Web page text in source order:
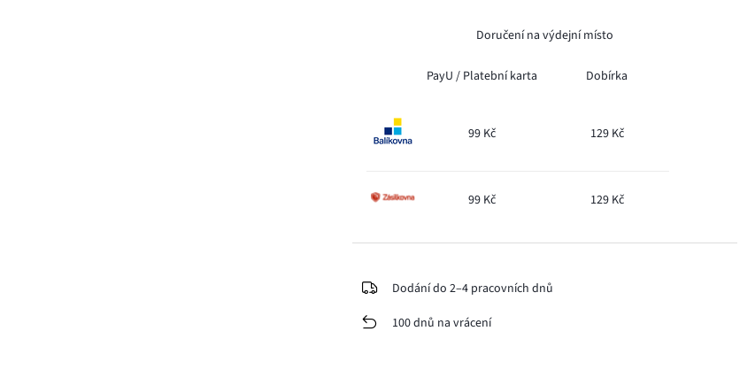
Doručení na výdejní místo
PayU / Platební karta Dobírka
99 Kč 129 Kč
99 Kč 129 Kč
Dodání do 2–4 pracovních dnů
100 dnů na vrácení